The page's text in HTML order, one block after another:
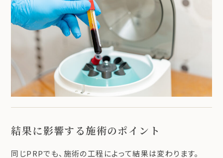
結果に影響する施術のポイント
同じPRPでも、施術の工程によって結果は変わります。